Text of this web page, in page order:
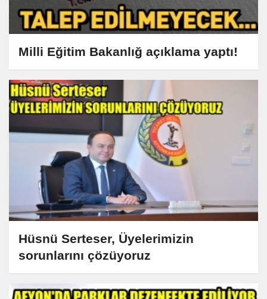
Milli Eğitim Bakanlığ açıklama yaptı!
Hüsnü Serteser, Üyelerimizin
sorunlarını çözüyoruz